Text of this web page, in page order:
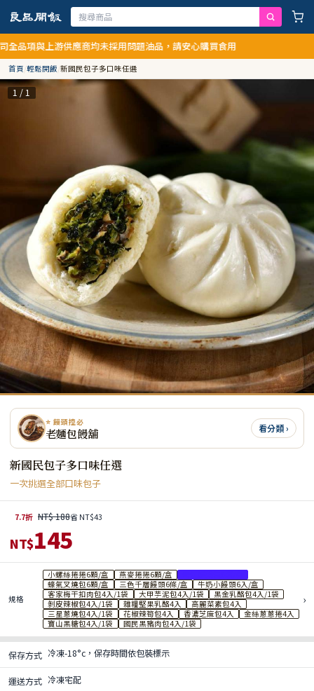
游供應商均未採用問題油品，請安心購買食用
首頁/輕鬆開飯/新國民包子多口味任選
1 / 1
⭐ 饅頭控必
老麵包饅舖 看分類 ›
新國民包子多口味任選
一次挑選全部口味包子
7.7折 NT$ 188省 NT$43
NT$145
規格
小螺絲捲捲6顆/盒 燕麥捲捲6顆/盒
蠔氣叉燒包6顆/盒
三色千層饅頭6條/盒
牛奶小饅頭6入/盒
客家梅干扣肉包4入/1袋
大甲芋泥包4入/1袋
黑金乳酪包4入/1袋
剝皮辣椒包4入/1袋
雜糧堅果乳酪4入
高麗菜素包4入
三星蔥燒包4入/1袋
花椒辣筍包4入 香濃芝麻包4入
金絲蔥蔥捲4入
寶山黑糖包4入/1袋
國民黑豬肉包4入/1袋
›
保存方式 冷凍-18°c，保存時間依包裝標示
運送方式 冷凍宅配